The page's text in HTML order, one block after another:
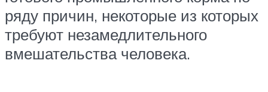
ряду причин, некоторые из которых
требуют незамедлительного
вмешательства человека.